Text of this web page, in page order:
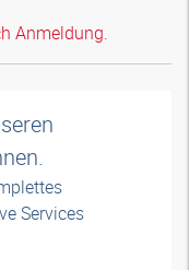
Anmeldung.
Services